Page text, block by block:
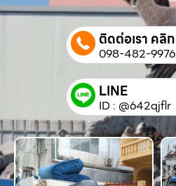
ติดต่อเรา คลิก
098-482-9976
LINE
ID : @642qjflr